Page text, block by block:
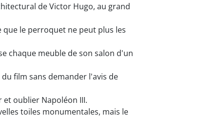
de Victor Hugo, au grand
que le perroquet ne peut plus les
chaque meuble de son salon d'un
film sans demander l'avis de
oublier Napoléon III.
toiles monumentales, mais le